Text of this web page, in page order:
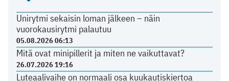
Unirytmi sekaisin loman jälkeen – näin
vuorokausirytmi palautuu
05.08.2026 06:13
Mitä ovat minipillerit ja miten ne vaikuttavat?
26.07.2026 19:16
Luteaalivaihe on normaali osa kuukautiskiertoa